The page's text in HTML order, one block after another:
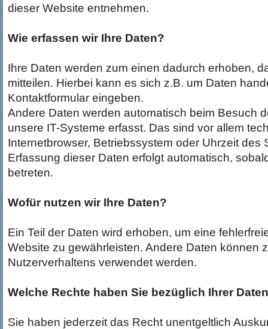
dieser Website entnehmen.
Wie erfassen wir Ihre Daten?
Ihre Daten werden zum einen dadurch erhoben,
mitteilen. Hierbei kann es sich z.B. um Daten
Kontaktformular eingeben.
Andere Daten werden automatisch beim Besuch
unsere IT-Systeme erfasst. Das sind vor allem
Internetbrowser, Betriebssystem oder Uhrzeit des
Erfassung dieser Daten erfolgt automatisch,
betreten.
Wofür nutzen wir Ihre Daten?
Ein Teil der Daten wird erhoben, um eine
Website zu gewährleisten. Andere Daten können
Nutzerverhaltens verwendet werden.
Welche Rechte haben Sie bezüglich Ihrer
Sie haben jederzeit das Recht unentgeltlich